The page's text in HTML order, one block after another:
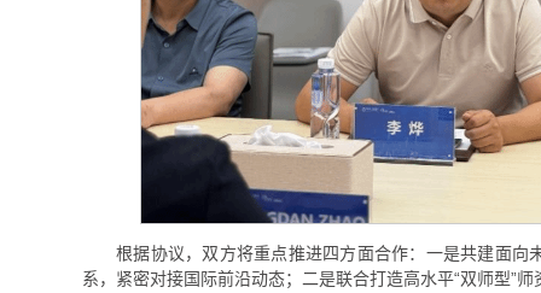
根据协议，双方将重点推进四方面合作：一是共建面向
系，紧密对接国际前沿动态；二是联合打造高水平“双师型”